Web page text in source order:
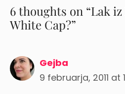
6 thoughts on “Lak
White Cap?”
Gejba
9 februarja, 2011 at